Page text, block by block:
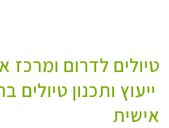
טיולים לדרום ומרכז
ייעוץ ותכנון
אישית